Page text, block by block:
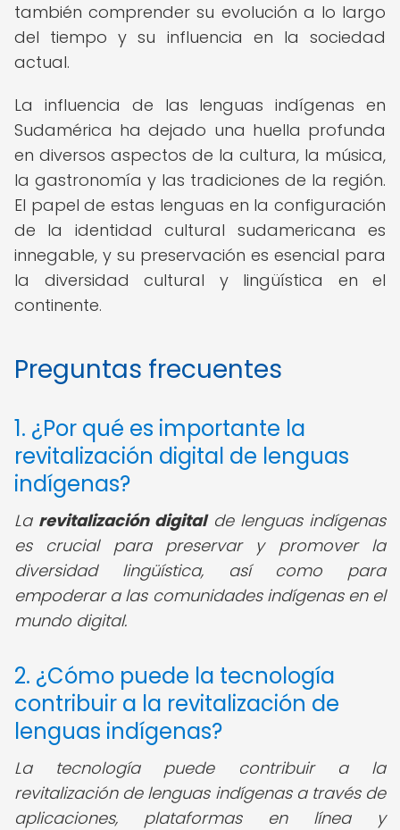
también comprender su evolución a lo largo
del tiempo y su influencia en la sociedad
actual.
La influencia de las lenguas indígenas en
Sudamérica ha dejado una huella profunda
en diversos aspectos de la cultura, la música,
la gastronomía y las tradiciones de la región.
El papel de estas lenguas en la configuración
de la identidad cultural sudamericana es
innegable, y su preservación es esencial para
la diversidad cultural y lingüística en el
continente.
Preguntas frecuentes
1. ¿Por qué es importante la
revitalización digital de lenguas
indígenas?
La revitalización digitalde lenguas indígenas
es crucial para preservar y promover la
diversidad lingüística, así como para
empoderar a las comunidades indígenas en el
mundo digital.
2. ¿Cómo puede la tecnología
contribuir a la revitalización de
lenguas indígenas?
La tecnología puede contribuir a la
revitalización de lenguas indígenas a través de
aplicaciones, plataformas en línea y